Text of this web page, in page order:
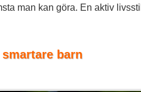
man kan göra. En aktiv
barn